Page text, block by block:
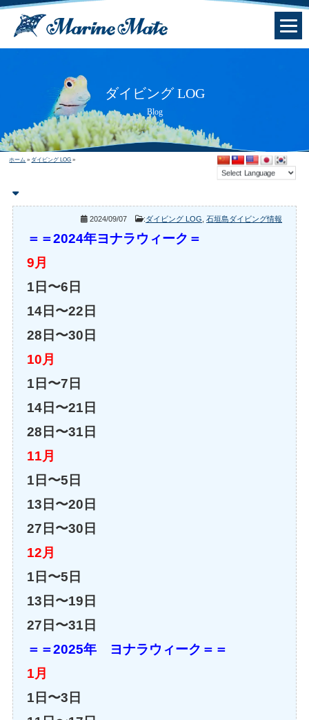
ダイビング LOG
Blog
ホーム » ダイビング LOG »
2024/09/07 :ダイビング LOG ,石垣島ダイビング情報
＝ ＝2024年ヨナラウィーク＝
9月
1日〜6日
14日〜22日
28日〜30日
10月
1日〜7日
14日〜21日
28日〜31日
11月
1日〜5日
13日〜20日
27日〜30日
12月
1日〜5日
13日〜19日
27日〜31日
＝＝2025年 ヨナラウィーク＝＝
1月
1日〜3日